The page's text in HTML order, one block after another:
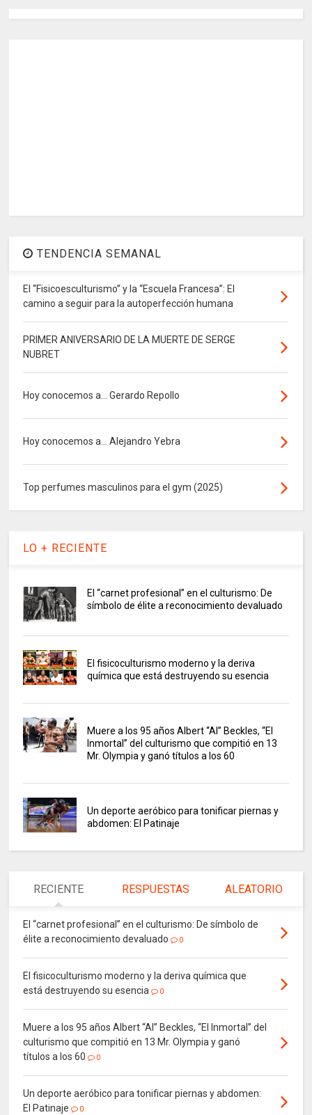
TENDENCIA SEMANAL
El “Fisicoesculturismo” y la “Escuela Francesa”: El
camino a seguir para la autoperfección humana
PRIMER ANIVERSARIO DE LA MUERTE DE SERGE
NUBRET
Hoy conocemos a... Gerardo Repollo
Hoy conocemos a... Alejandro Yebra
Top perfumes masculinos para el gym (2025)
LO + RECIENTE
El “carnet profesional” en el culturismo: De
símbolo de élite a reconocimiento devaluado
El fisicoculturismo moderno y la deriva
química que está destruyendo su esencia
Muere a los 95 años Albert “Al” Beckles, “El
Inmortal” del culturismo que compitió en 13
Mr. Olympia y ganó títulos a los 60
Un deporte aeróbico para tonificar piernas y
abdomen: El Patinaje
RECIENTE RESPUESTAS ALEATORIO
El “carnet profesional” en el culturismo: De símbolo de
élite a reconocimiento devaluado
0
El fisicoculturismo moderno y la deriva química que
está destruyendo su esencia
0
Muere a los 95 años Albert “Al” Beckles, “El Inmortal” del
culturismo que compitió en 13 Mr. Olympia y ganó
títulos a los 60
0
Un deporte aeróbico para tonificar piernas y abdomen:
El Patinaje
0